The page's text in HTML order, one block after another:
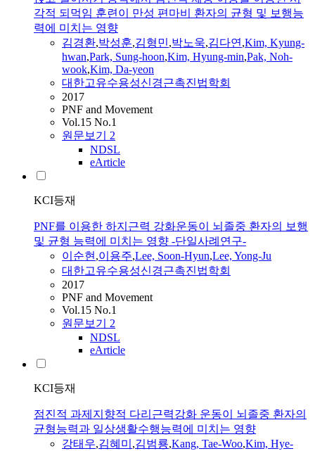
각적 되먹임 훈련이 만성 편마비 환자의 균형 및 보행능
력에 미치는 영향
김경환,박성훈,김형민,박노욱,김다연,Kim, Kyung-
hwan,Park, Sung-hoon,Kim, Hyung-min,Pak, Noh-
wook,Kim, Da-yeon
대한고유수용성신경근촉진법학회
2017
PNF and Movement
Vol.15 No.1
원문보기 2
NDSL
eArticle
KCI등재
PNF를 이용한 하지근력 강화운동이 뇌졸중 환자의 보행
및 균형 능력에 미치는 영향 -단일사례연구-
이순현,이용주,Lee, Soon-Hyun,Lee, Yong-Ju
대한고유수용성신경근촉진법학회
2017
PNF and Movement
Vol.15 No.1
원문보기 2
NDSL
eArticle
KCI등재
점진적 과제지향적 다리근력강화 운동이 뇌졸중 환자의
균형능력과 일상생활수행능력에 미치는 영향
강태우,김혜미 ,김범룡,Kang, Tae-Woo,Kim, Hye-